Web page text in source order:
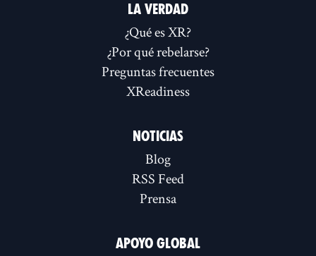
LA VERDAD
¿Qué es XR?
¿Por qué rebelarse?
Preguntas frecuentes
XReadiness
NOTICIAS
Blog
RSS Feed
Prensa
APOYO GLOBAL